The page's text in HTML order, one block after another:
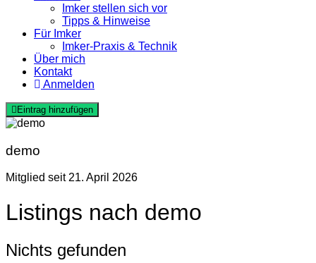
Imker stellen sich vor
Tipps & Hinweise
Für Imker
Imker-Praxis & Technik
Über mich
Kontakt
Anmelden
Eintrag hinzufügen
demo
Mitglied seit 21. April 2026
Listings nach demo
Nichts gefunden